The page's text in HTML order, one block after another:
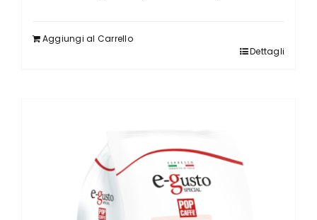
Aggiungi al Carrello
Dettagli